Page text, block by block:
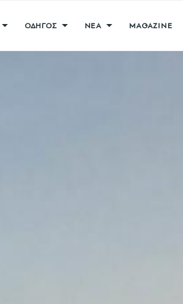
ΟΔΗΓΟΣ ΝΕΑ MAGAZINE